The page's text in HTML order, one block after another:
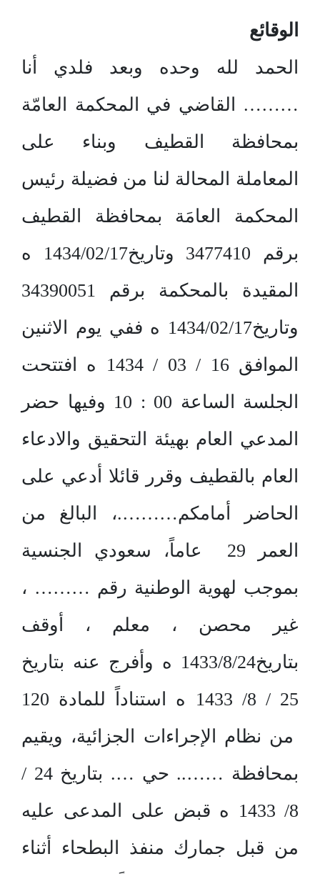
الوقائع
الحمد لله وحده وبعد فلدي أنا
……… القاضي في المحكمة العامّة
بمحافظة القطيف وبناء على
المعاملة المحالة لنا من فضيلة رئيس
المحكمة العامَة بمحافظة القطيف
برقم 3477410 وتاريخ1434/02/17 ه
المقيدة بالمحكمة برقم 34390051
وتاريخ1434/02/17 ه ففي يوم الاثنين
الموافق 16 / 03 / 1434 ه افتتحت
الجلسة الساعة 00 : 10 وفيها حضر
المدعي العام بهيئة التحقيق والادعاء
العام بالقطيف وقرر قائلا أدعي على
الحاضر أمامكم……….، البالغ من
العمر 29 عاماً، سعودي الجنسية
بموجب لهوية الوطنية رقم ……… ،
غير محصن ، معلم ، أوقف
بتاريخ1433/8/24 ه وأفرج عنه بتاريخ
25 / 8/ 1433 ه استناداً للمادة 120
من نظام الإجراءات الجزائية، ويقيم
بمحافظة …….. حي …. بتاريخ 24 /
8/ 1433 ه قبض على المدعى عليه
من قبل جمارك منفذ البطحاء أثناء